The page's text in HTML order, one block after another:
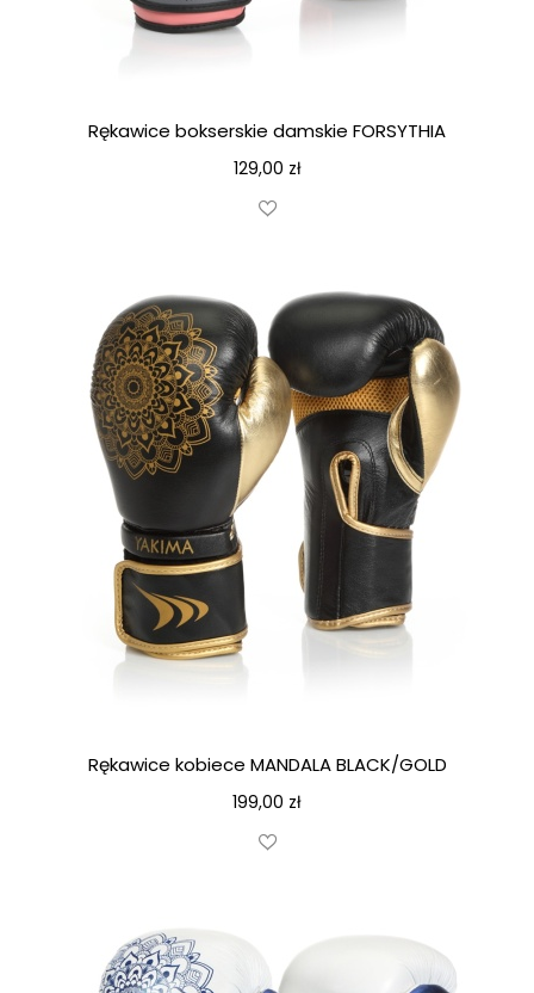
Rękawice bokserskie damskie FORSYTHIA
129,00 zł
Rękawice kobiece MANDALA BLACK/GOLD
199,00 zł